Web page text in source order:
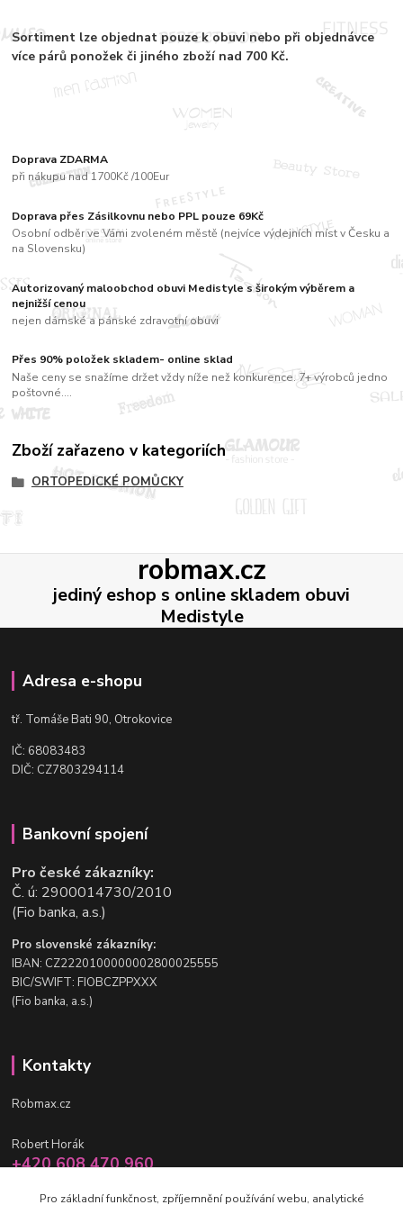
Doprava ZDARMA
při nákupu nad 1700Kč /100Eur
Doprava přes Zásilkovnu nebo PPL pouze 69Kč
Osobní odběr ve Vámi zvoleném městě (nejvíce výdejních míst v Česku a
na Slovensku)
Autorizovaný maloobchod obuvi Medistyle s širokým výběrem a
nejnižší cenou
nejen dámské a pánské zdravotní obuvi
Přes 90% položek skladem- online sklad
Naše ceny se snažíme držet vždy níže než konkurence. 7+ výrobců jedno
poštovné....
Sortiment lze objednat pouze k obuvi nebo při objednávce
více párů ponožek či jiného zboží nad 700 Kč.
Zboží zařazeno v kategoriích
ORTOPEDICKÉ POMŮCKY
robmax.cz
jediný eshop s online skladem obuvi
Medistyle
Adresa e-shopu
tř. Tomáše Bati 90, Otrokovice
IČ: 68083483
DIČ: CZ7803294114
Bankovní spojení
Pro české zákazníky:
Č. ú: 2900014730/2010
(Fio banka, a.s.)
Pro slovenské zákazníky:
IBAN: CZ2220100000002800025555
BIC/SWIFT: FIOBCZPPXXX
(Fio banka, a.s.)
Kontakty
Robmax.cz
Robert Horák
+420 608 470 960
Pro základní funkčnost, zpříjemnění používání webu, analytické